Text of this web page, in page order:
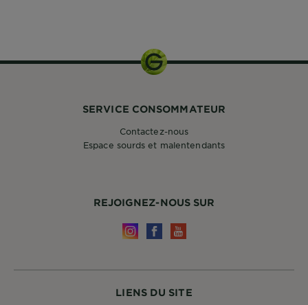
LIENS DU SITE
REJOIGNEZ-NOUS SUR
SERVICE CONSOMMATEUR
Contactez-nous
Espace sourds et malentendants